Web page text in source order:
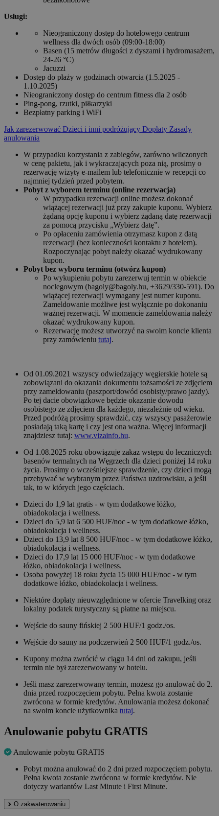
Usługi:
Nieograniczony dostęp do hotelowego centrum
wellness dla dwóch osób (09:00-18:00)
Basen (15 metrów długości z dyszami i hydromasażem,
24-26 °C)
Jacuzzi
Dostęp do plaży w godzinach otwarcia (1.5.2025 -
1.10.2025)
Nieograniczony dostęp do centrum fitness dla 2 osób
Ping-pong, rzutki, piłkarzyki
Bezpłatny parking i WiFi
Jak zarezerwować Dzieci i inni podróżujący Dopłaty Zasady
anulowania
W przypadku korzystania z zabiegów, zarówno wliczonych
w cenę pakietu, jak i wykraczających poza nią, prosimy o
rezerwację wizyty e-mailem lub telefonicznie w recepcji co
najmniej tydzień przed pobytem.
Pobyt z wyborem terminu (online rezerwacja)
W przypadku rezerwacji online możesz dokonać
wiążącej rezerwacji już przy zakupie kuponu. Wybierz
żądaną opcję kuponu i wybierz żądaną datę rezerwacji
za pomocą przycisku „Wybierz datę”.
Po opłaceniu zamówienia otrzymasz kupon z datą
rezerwacji (bez konieczności kontaktu z hotelem).
Rozpoczynając pobyt należy okazać wydrukowany
kupon.
Pobyt bez wyboru terminu (otwórz kupon)
Po wykupieniu pobytu zarezerwuj termin w obiekcie
noclegowym (bagoly@bagoly.hu, +3629/330-591). Do
wiążącej rezerwacji wymagany jest numer kuponu.
Zameldowanie możliwe jest wyłącznie po dokonaniu
ważnej rezerwacji. W momencie zameldowania należy
okazać wydrukowany kupon.
Rezerwację możesz utworzyć na swoim koncie klienta
przy zamówieniu tutaj.
Od 01.09.2021 wszyscy odwiedzający węgierskie hotele są
zobowiązani do okazania dokumentu tożsamości ze zdjęciem
przy zameldowaniu (paszport/dowód osobisty/prawo jazdy).
Po tej dacie obowiązkowe będzie okazanie dowodu
osobistego ze zdjęciem dla każdego, niezależnie od wieku.
Przed podróżą prosimy sprawdzić, czy wszyscy pasażerowie
posiadają taką kartę i czy jest ona ważna. Więcej informacji
znajdziesz tutaj: www.vizainfo.hu.
Od 1.08.2025 roku obowiązuje zakaz wstępu do leczniczych
basenów termalnych na Węgrzech dla dzieci poniżej 14 roku
życia. Prosimy o wcześniejsze sprawdzenie, czy dzieci mogą
przebywać w wybranym przez Państwa uzdrowisku, a jeśli
tak, to w których jego częściach.
Dzieci do 1,9 lat gratis - w tym dodatkowe łóżko,
obiadokolacja i wellness.
Dzieci do 5,9 lat 6 500 HUF/noc - w tym dodatkowe łóżko,
obiadokolacja i wellness.
Dzieci do 13,9 lat 8 500 HUF/noc - w tym dodatkowe łóżko,
obiadokolacja i wellness.
Dzieci do 17,9 lat 15 000 HUF/noc - w tym dodatkowe
łóżko, obiadokolacja i wellness.
Osoba powyżej 18 roku życia 15 000 HUF/noc - w tym
dodatkowe łóżko, obiadokolacja i wellness.
Niektóre dopłaty nieuwzględnione w ofercie Travelking oraz
lokalny podatek turystyczny są płatne na miejscu.
Wejście do sauny fińskiej 2 500 HUF/1 godz./os.
Wejście do sauny na podczerwień 2 500 HUF/1 godz./os.
Kupony można zwrócić w ciągu 14 dni od zakupu, jeśli
termin nie był zarezerwowany w hotelu.
Jeśli masz zarezerwowany termin, możesz go anulować do 2.
dnia przed rozpoczęciem pobytu. Pełna kwota zostanie
zwrócona w formie kredytów. Anulowania możesz dokonać
na swoim koncie użytkownika tutaj.
Anulowanie pobytu GRATIS
Anulowanie pobytu GRATIS
Pobyt można anulować do 2 dni przed rozpoczęciem pobytu.
Pełna kwota zostanie zwrócona w formie kredytów. Nie
dotyczy wariantów Last Minute i First Minute.
O zakwaterowaniu